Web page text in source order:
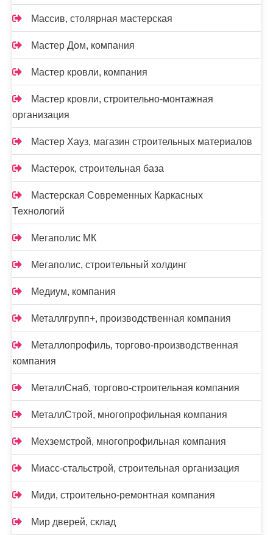
Массив, столярная мастерская
Мастер Дом, компания
Мастер кровли, компания
Мастер кровли, строительно-монтажная
организация
Мастер Хауз, магазин строительных материалов
Мастерок, строительная база
Мастерская Современных Каркасных
Технологий
Мегаполис МК
Мегаполис, строительный холдинг
Медиум, компания
Металлгрупп+, производственная компания
Металлопрофиль, торгово-производственная
компания
МеталлСнаб, торгово-строительная компания
МеталлСтрой, многопрофильная компания
Мехземстрой, многопрофильная компания
Миасс-cтальстрой, строительная организация
Миди, строительно-ремонтная компания
Мир дверей, склад